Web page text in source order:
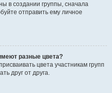
в создании группы, сначала
отправить ему личное
разные цвета?
цвета участникам групп
друг от друга.